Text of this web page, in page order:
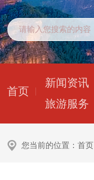
首页
新闻资讯
旅游服务
您当前的位置： 首页